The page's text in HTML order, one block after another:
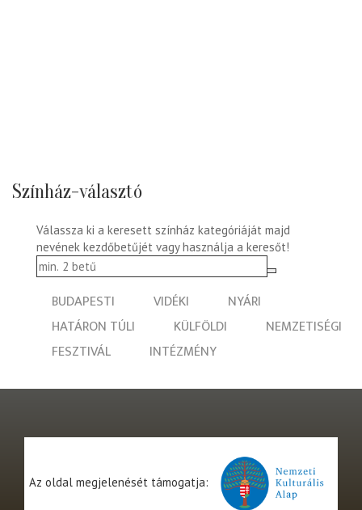
Színház-választó
Válassza ki a keresett színház kategóriáját majd
nevének kezdőbetűjét vagy használja a keresőt!
BUDAPESTI VIDÉKI
NYÁRI
HATÁRON TÚLI
KÜLFÖLDI
NEMZETISÉGI
FESZTIVÁL
INTÉZMÉNY
Az oldal megjelenését támogatja: